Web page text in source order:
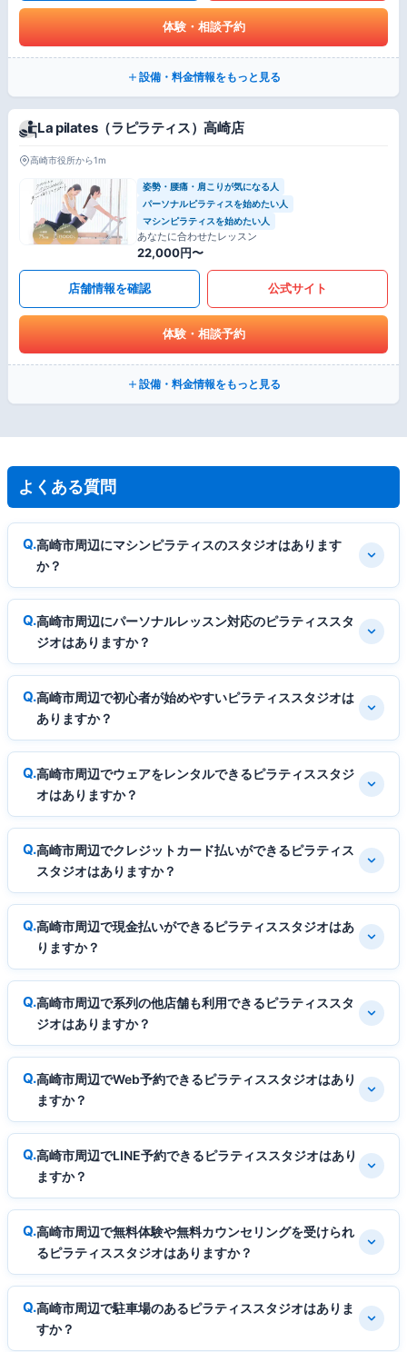
体験・相談予約
設備・料金情報をもっと見る
La pilates（ラピラティス）高崎店
高崎市役所から1m
姿勢・腰痛・肩こりが気になる人
パーソナルピラティスを始めたい人
マシンピラティスを始めたい人
あなたに合わせたレッスン
22,000円〜
店舗情報を確認 公式サイト
体験・相談予約
設備・料金情報をもっと見る
よくある質問
高崎市周辺にマシンピラティスのスタジオはあります
か？
高崎市周辺にパーソナルレッスン対応のピラティススタ
ジオはありますか？
高崎市周辺で初心者が始めやすいピラティススタジオは
ありますか？
高崎市周辺でウェアをレンタルできるピラティススタジ
オはありますか？
高崎市周辺でクレジットカード払いができるピラティス
スタジオはありますか？
高崎市周辺で現金払いができるピラティススタジオはあ
りますか？
高崎市周辺で系列の他店舗も利用できるピラティススタ
ジオはありますか？
高崎市周辺でWeb予約できるピラティススタジオはあり
ますか？
高崎市周辺でLINE予約できるピラティススタジオはあり
ますか？
高崎市周辺で無料体験や無料カウンセリングを受けられ
るピラティススタジオはありますか？
高崎市周辺で駐車場のあるピラティススタジオはありま
すか？